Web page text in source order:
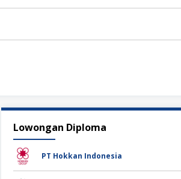
Lowongan Diploma
PT Hokkan Indonesia